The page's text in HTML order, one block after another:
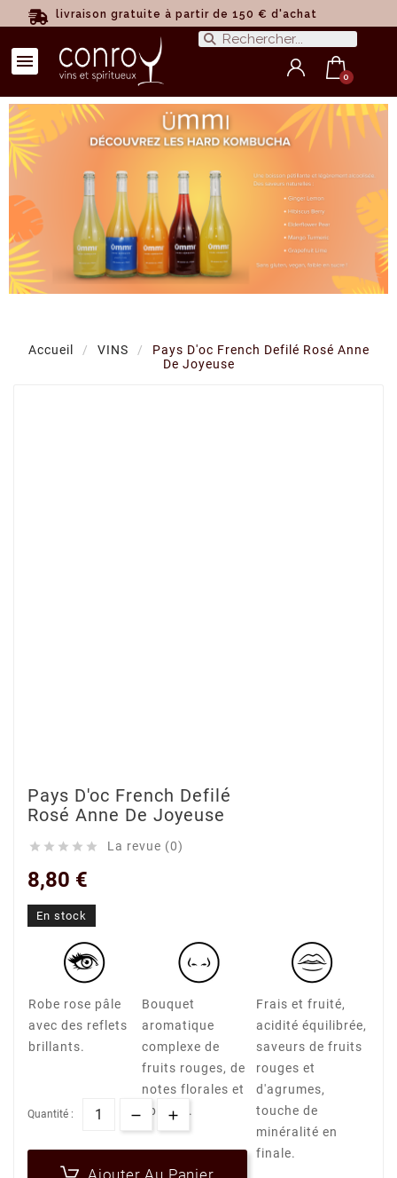
livraison gratuite à partir de 150 € d'achat
Accueil VINS
Pays D'oc French Defilé Rosé Anne
De Joyeuse
Pays D'oc French Defilé
Rosé Anne De Joyeuse
     La revue (0)
8,80 €
En stock
Robe rose pâle
avec des reflets
brillants.
Bouquet
aromatique
complexe de
fruits rouges, de
notes florales et
épicées.
Frais et fruité,
acidité équilibrée,
saveurs de fruits
rouges et
d'agrumes,
touche de
minéralité en
finale.
Quantité :
Ajouter Au Panier